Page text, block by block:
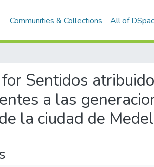
Communities & Collections All of
Sentidos
a las
la ciudad de